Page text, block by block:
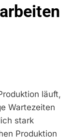
läuft,
Wartezeiten
stark
Produktion